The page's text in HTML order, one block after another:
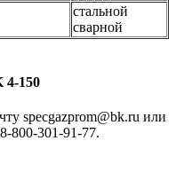
стальной
сварной
4-150
specgazprom@bk.ru или
800-301-91-77.